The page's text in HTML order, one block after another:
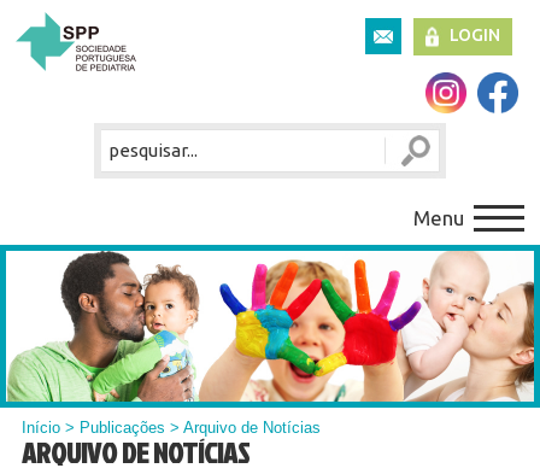
LOGIN
Menu
Início > Publicações > Arquivo de Notícias
ARQUIVO DE NOTÍCIAS